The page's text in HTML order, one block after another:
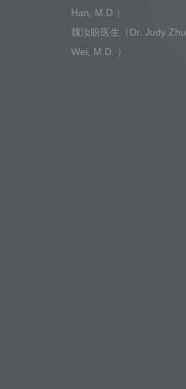
Han, M.D.）
魏汝盼医生（Dr. Judy Zhu
Wei, M.D. ）